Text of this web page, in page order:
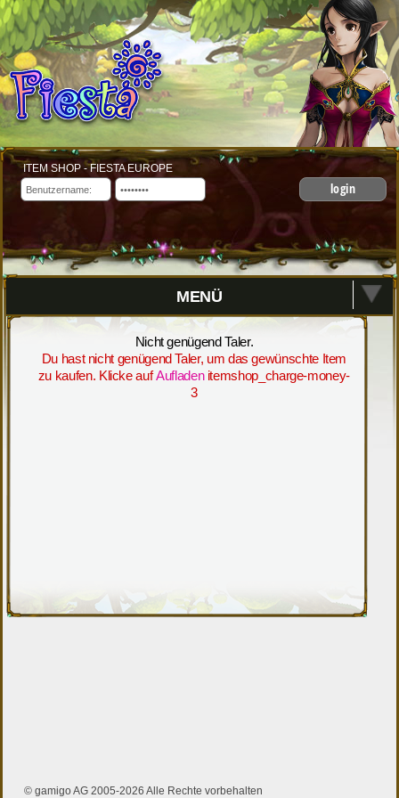
ITEM SHOP - FIESTA EUROPE
login
MENÜ
Nicht genügend Taler.
Du hast nicht genügend Taler, um das gewünschte Item
zu kaufen. Klicke auf Aufladen itemshop_charge-money-
3
© gamigo AG 2005-2026 Alle Rechte vorbehalten